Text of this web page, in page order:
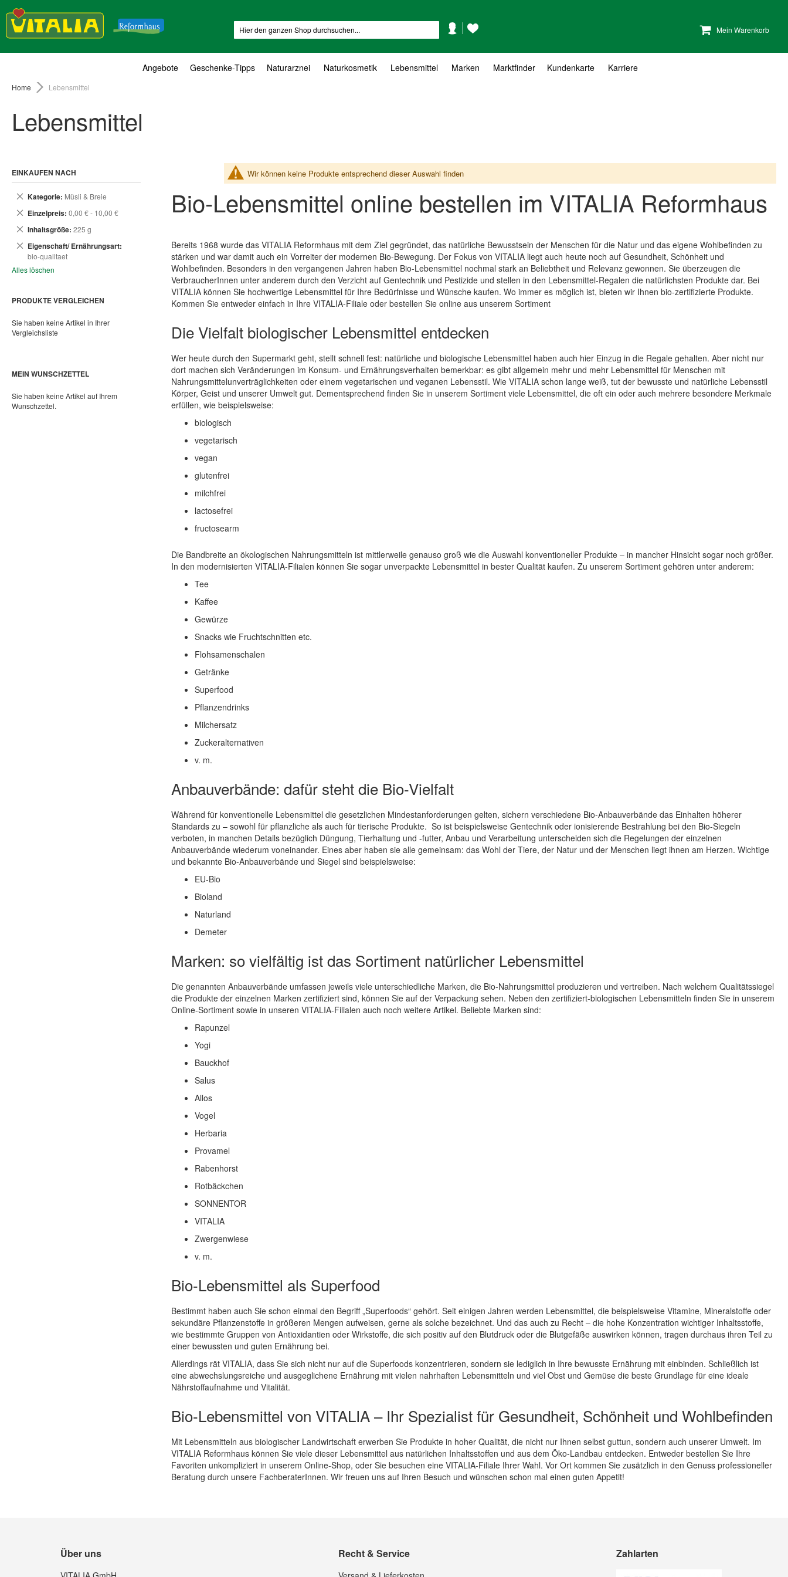
Mein Warenkorb
KontoWunschzettel
Angebote Geschenke-Tipps Naturarznei Naturkosmetik Lebensmittel Marken Marktfinder Kundenkarte Karriere
Home Lebensmittel
Lebensmittel
Wir können keine Produkte entsprechend dieser Auswahl finden
Bio-Lebensmittel online bestellen im VITALIA Reformhaus
Bereits 1968 wurde das VITALIA Reformhaus mit dem Ziel gegründet, das natürliche Bewusstsein der Menschen für die Natur und das eigene Wohlbefinden zu
stärken und war damit auch ein Vorreiter der modernen Bio-Bewegung. Der Fokus von VITALIA liegt auch heute noch auf Gesundheit, Schönheit und
Wohlbefinden. Besonders in den vergangenen Jahren haben Bio-Lebensmittel nochmal stark an Beliebtheit und Relevanz gewonnen. Sie überzeugen die
VerbraucherInnen unter anderem durch den Verzicht auf Gentechnik und Pestizide und stellen in den Lebensmittel-Regalen die natürlichsten Produkte dar. Bei
VITALIA können Sie hochwertige Lebensmittel für Ihre Bedürfnisse und Wünsche kaufen. Wo immer es möglich ist, bieten wir Ihnen bio-zertifizierte Produkte.
Kommen Sie entweder einfach in Ihre VITALIA-Filiale oder bestellen Sie online aus unserem Sortiment
Die Vielfalt biologischer Lebensmittel entdecken
Wer heute durch den Supermarkt geht, stellt schnell fest: natürliche und biologische Lebensmittel haben auch hier Einzug in die Regale gehalten. Aber nicht nur
dort machen sich Veränderungen im Konsum- und Ernährungsverhalten bemerkbar: es gibt allgemein mehr und mehr Lebensmittel für Menschen mit
Nahrungsmittelunverträglichkeiten oder einem vegetarischen und veganen Lebensstil. Wie VITALIA schon lange weiß, tut der bewusste und natürliche Lebensstil
Körper, Geist und unserer Umwelt gut. Dementsprechend finden Sie in unserem Sortiment viele Lebensmittel, die oft ein oder auch mehrere besondere Merkmale
erfüllen, wie beispielsweise:
biologisch
vegetarisch
vegan
glutenfrei
milchfrei
lactosefrei
fructosearm
Die Bandbreite an ökologischen Nahrungsmitteln ist mittlerweile genauso groß wie die Auswahl konventioneller Produkte – in mancher Hinsicht sogar noch größer.
In den modernisierten VITALIA-Filialen können Sie sogar unverpackte Lebensmittel in bester Qualität kaufen. Zu unserem Sortiment gehören unter anderem:
Tee
Kaffee
Gewürze
Snacks wie Fruchtschnitten etc.
Flohsamenschalen
Getränke
Superfood
Pflanzendrinks
Milchersatz
Zuckeralternativen
v. m.
Anbauverbände: dafür steht die Bio-Vielfalt
Während für konventionelle Lebensmittel die gesetzlichen Mindestanforderungen gelten, sichern verschiedene Bio-Anbauverbände das Einhalten höherer
Standards zu – sowohl für pflanzliche als auch für tierische Produkte. So ist beispielsweise Gentechnik oder ionisierende Bestrahlung bei den Bio-Siegeln
verboten, in manchen Details bezüglich Düngung, Tierhaltung und -futter, Anbau und Verarbeitung unterscheiden sich die Regelungen der einzelnen
Anbauverbände wiederum voneinander. Eines aber haben sie alle gemeinsam: das Wohl der Tiere, der Natur und der Menschen liegt ihnen am Herzen. Wichtige
und bekannte Bio-Anbauverbände und Siegel sind beispielsweise:
EU-Bio
Bioland
Naturland
Demeter
Marken: so vielfältig ist das Sortiment natürlicher Lebensmittel
Die genannten Anbauverbände umfassen jeweils viele unterschiedliche Marken, die Bio-Nahrungsmittel produzieren und vertreiben. Nach welchem Qualitätssiegel
die Produkte der einzelnen Marken zertifiziert sind, können Sie auf der Verpackung sehen. Neben den zertifiziert-biologischen Lebensmitteln finden Sie in unserem
Online-Sortiment sowie in unseren VITALIA-Filialen auch noch weitere Artikel. Beliebte Marken sind:
Rapunzel
Yogi
Bauckhof
Salus
Allos
Vogel
Herbaria
Provamel
Rabenhorst
Rotbäckchen
SONNENTOR
VITALIA
Zwergenwiese
v. m.
Bio-Lebensmittel als Superfood
Bestimmt haben auch Sie schon einmal den Begriff „Superfoods“ gehört. Seit einigen Jahren werden Lebensmittel, die beispielsweise Vitamine, Mineralstoffe oder
sekundäre Pflanzenstoffe in größeren Mengen aufweisen, gerne als solche bezeichnet. Und das auch zu Recht – die hohe Konzentration wichtiger Inhaltsstoffe,
wie bestimmte Gruppen von Antioxidantien oder Wirkstoffe, die sich positiv auf den Blutdruck oder die Blutgefäße auswirken können, tragen durchaus ihren Teil zu
einer bewussten und guten Ernährung bei.
Allerdings rät VITALIA, dass Sie sich nicht nur auf die Superfoods konzentrieren, sondern sie lediglich in Ihre bewusste Ernährung mit einbinden. Schließlich ist
eine abwechslungsreiche und ausgeglichene Ernährung mit vielen nahrhaften Lebensmitteln und viel Obst und Gemüse die beste Grundlage für eine ideale
Nährstoffaufnahme und Vitalität.
Bio-Lebensmittel von VITALIA – Ihr Spezialist für Gesundheit, Schönheit und Wohlbefinden
Mit Lebensmitteln aus biologischer Landwirtschaft erwerben Sie Produkte in hoher Qualität, die nicht nur Ihnen selbst guttun, sondern auch unserer Umwelt. Im
VITALIA Reformhaus können Sie viele dieser Lebensmittel aus natürlichen Inhaltsstoffen und aus dem Öko-Landbau entdecken. Entweder bestellen Sie Ihre
Favoriten unkompliziert in unserem Online-Shop, oder Sie besuchen eine VITALIA-Filiale Ihrer Wahl. Vor Ort kommen Sie zusätzlich in den Genuss professioneller
Beratung durch unsere FachberaterInnen. Wir freuen uns auf Ihren Besuch und wünschen schon mal einen guten Appetit!
EINKAUFEN NACH
Kategorie Müsli & Breie
Dies
Einzelpreis 0,00 € - 10,00 €
Dies
Inhaltsgröße 225 g
Dies
Eigenschaft/ Ernährungsart
bio-qualitaet
Dies
entfernen
Alles löschen
PRODUKTE VERGLEICHEN
Sie haben keine Artikel in Ihrer
Vergleichsliste
MEIN WUNSCHZETTEL
Sie haben keine Artikel auf Ihrem
Wunschzettel.
Über uns Recht & Service Zahlarten